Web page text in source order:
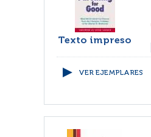
Texto impreso
VER EJEMPLARES